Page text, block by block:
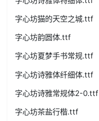
字心坊猫的天空之城.ttf
字心坊韵圆体.ttf
字心坊夏梦手书常规.ttf
字心坊诗雅体纤细体.ttf
字心坊诗雅常规体2-0.ttf
字心坊茶盐行楷.ttf